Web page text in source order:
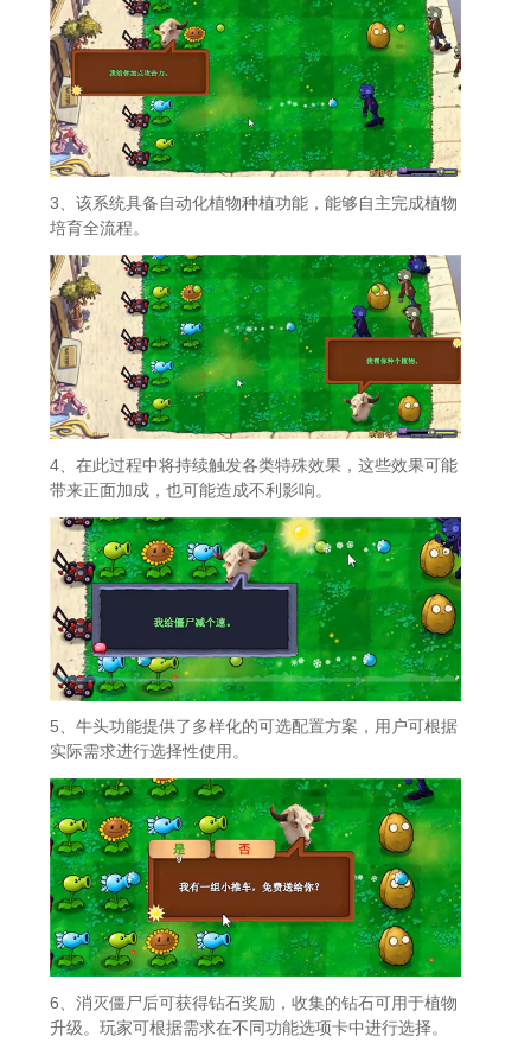
3、该系统具备自动化植物种植功能，能够自主完成植物
培育全流程。
4、在此过程中将持续触发各类特殊效果，这些效果可能
带来正面加成，也可能造成不利影响。
5、牛头功能提供了多样化的可选配置方案，用户可根据
实际需求进行选择性使用。
6、消灭僵尸后可获得钻石奖励，收集的钻石可用于植物
升级。玩家可根据需求在不同功能选项卡中进行选择。